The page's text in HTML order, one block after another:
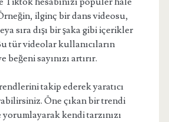
ilginç bir dans videosu,
sıra dışı bir şaka gibi içerikler
tür videolar kullanıcıların
sayınızı artırır.
takip ederek yaratıcı
Öne çıkan bir trendi
kendi tarzınızı